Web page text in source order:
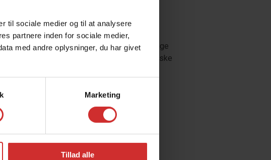
til sociale medier og til at analysere
partnere inden for sociale medier,
med andre oplysninger, du har givet
Marketing
Tillad alle
oplever, lære at iagttage, reflektere og bruge
og vi skal udvikle vores kunstneriske